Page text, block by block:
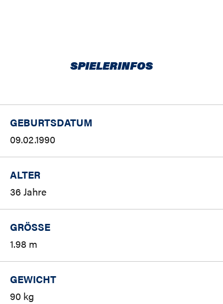
SPIELERINFOS
GEBURTSDATUM
09.02.1990
ALTER
36 Jahre
GRÖSSE
1.98 m
GEWICHT
90 kg